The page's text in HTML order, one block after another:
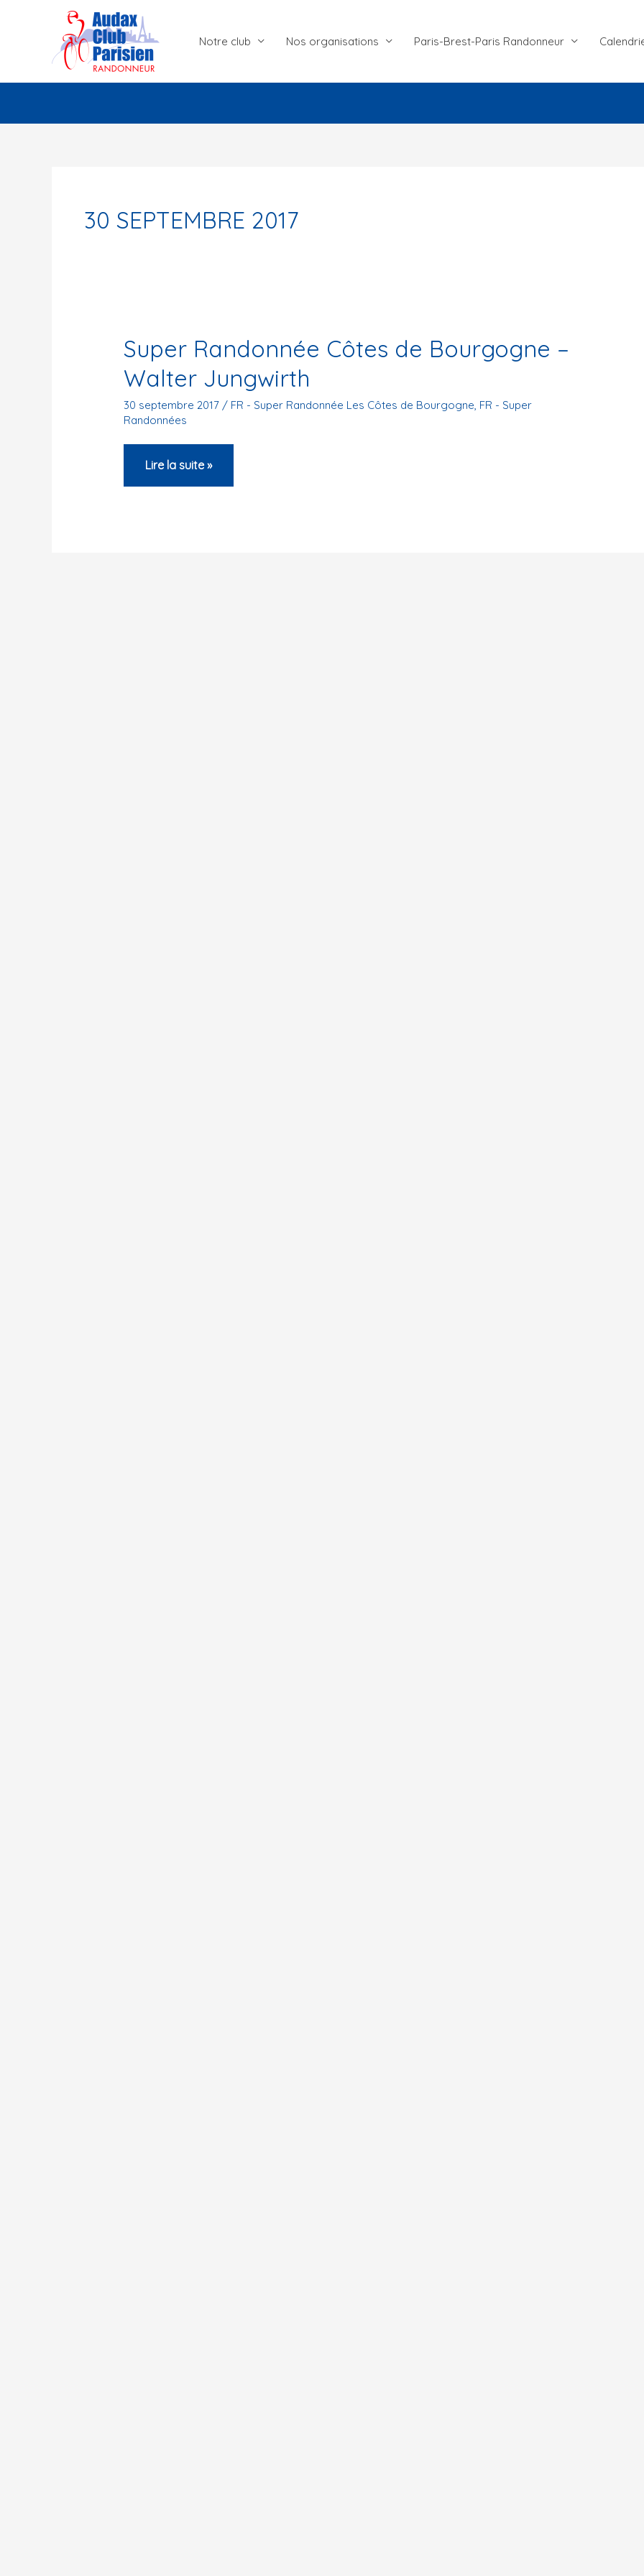
Notre club Nos organisations Paris-Brest-Paris Randonneur
30 SEPTEMBRE 2017
Super Randonnée Côtes de Bourgogne –
Walter Jungwirth
30 septembre 2017 / FR - Super Randonnée Les Côtes de Bourgogne, FR - Super
Randonnées
Super
Randonnée
Lire la suite »